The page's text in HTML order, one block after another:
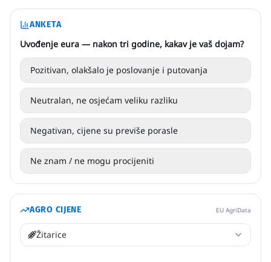
ANKETA
Uvođenje eura — nakon tri godine, kakav je vaš dojam?
Pozitivan, olakšalo je poslovanje i putovanja
Neutralan, ne osjećam veliku razliku
Negativan, cijene su previše porasle
Ne znam / ne mogu procijeniti
AGRO CIJENE EU AgriData
Žitarice